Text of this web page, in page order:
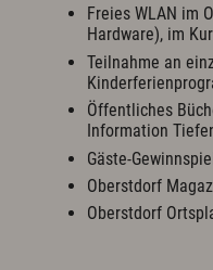
Freies WLAN im
Hardware), im
Teilnahme an
Öffentliches
Information
Gäste-
Oberstdorf
Oberstdorf